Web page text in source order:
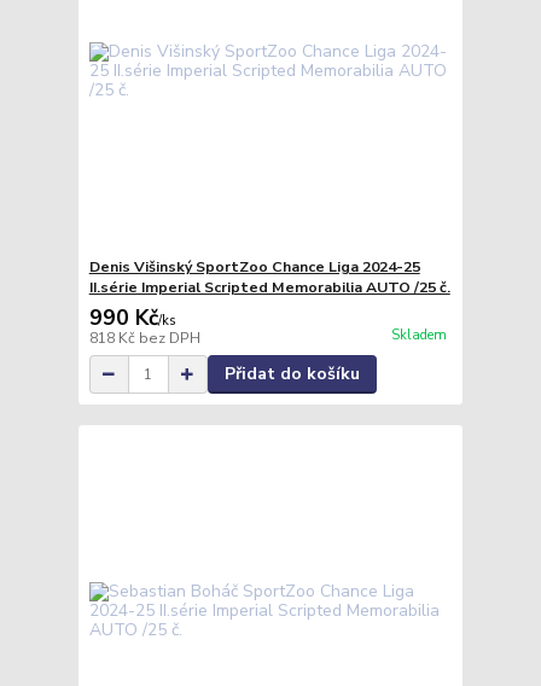
Denis Višinský SportZoo Chance Liga 2024-25
II.série Imperial Scripted Memorabilia AUTO /25 č.
990 Kč/ks
818 Kč bez DPH Skladem
Přidat do košíku